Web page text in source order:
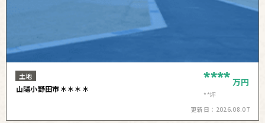
土地
山陽小野田市＊＊＊＊ **** 万円
**坪
更新日： 2026.08.07